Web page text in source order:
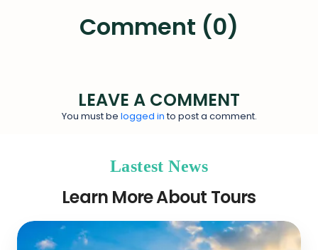
Comment (0)
LEAVE A COMMENT
You must be logged into post a comment.
Lastest News
Learn More About Tours